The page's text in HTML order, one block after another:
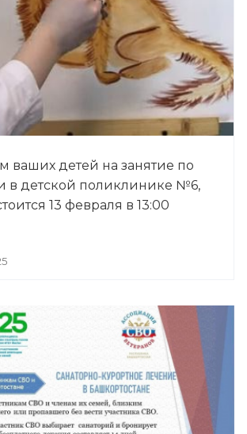
ваших детей на занятие по
в детской поликлинике №6,
13 февраля в 13:00